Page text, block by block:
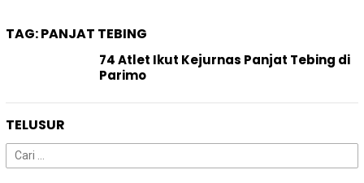
TAG:PANJAT TEBING
74 Atlet Ikut Kejurnas Panjat Tebing di
Parimo
TELUSUR
Cari
untuk: